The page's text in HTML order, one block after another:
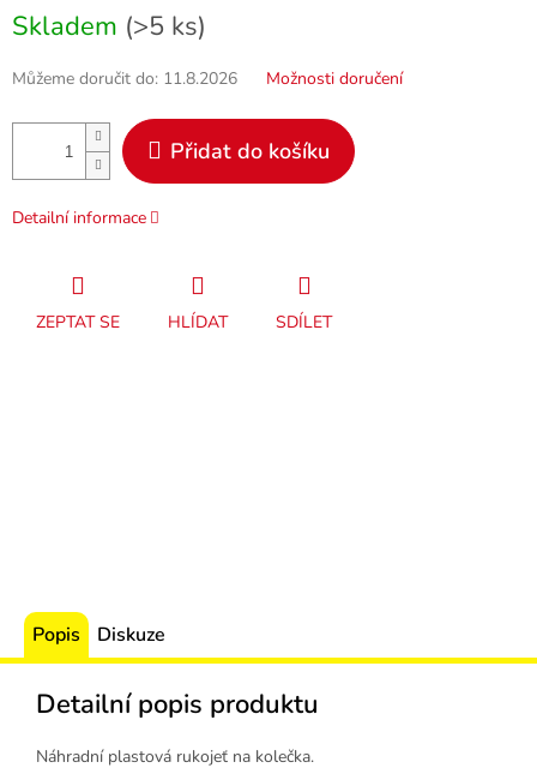
cena:
Skladem (>5 ks)
Můžeme doručit do: 11.8.2026 Možnosti doručení
Přidat do košíku
Detailní informace
ZEPTAT SE HLÍDAT SDÍLET
Popis Diskuze
Detailní popis produktu
Náhradní plastová rukojeť na kolečka.